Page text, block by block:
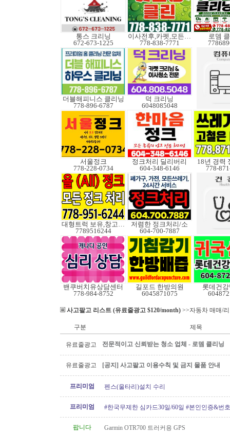
통스 크리닝
672-673-1225
이사전후,카펫,모든청소
778-838-7771
로뎀
더블해피니스 클리닝
778-896-6787
덕 크리닝
6048085048
서울정크
778-228-0734
정크처리 딜리버리
604-348-6146
18년 경력
778-
대형트럭 보유,창고보관
7789516244
저렴한 정크처리/소
604-700-7887
밴쿠버치유상담센터
778-984-8752
길포드 한방의원
6045871075
롯데건
사고팔고 리스트 (유료줄광고 $120/month) >>자동차 매매/
구분 제목
유료줄광고 전문적이고 신뢰받는 청소 업체 - 로뎀 클리닝
유료줄광고 [공지] 사고팔고 이용수칙 및 금지 물품 안내
프리미엄 펜스(울타리)설치 수리
프리미엄 #한국무제한 심카드30일/60일 #본인인증&번
팝니다 Garmin OTR700 트러커용 GPS